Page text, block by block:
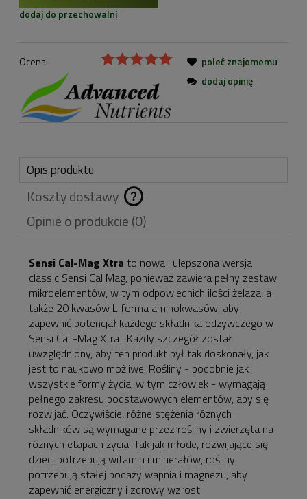
dodaj do przechowalni
Ocena:
poleć znajomemu
dodaj opinię
Opis produktu
Koszty dostawy
Cena nie zawiera
ewentualnych kosztów
płatności
Opinie o produkcie (0)
Sensi Cal-Mag Xtra to nowa i ulepszona wersja
classic Sensi Cal Mag, ponieważ zawiera pełny zestaw
mikroelementów, w tym odpowiednich ilości żelaza, a
także 20 kwasów L-forma aminokwasów, aby
zapewnić potencjał każdego składnika odżywczego w
Sensi Cal -Mag Xtra . Każdy szczegół został
uwzględniony, aby ten produkt był tak doskonały, jak
jest to naukowo możliwe. Rośliny - podobnie jak
wszystkie formy życia, w tym człowiek - wymagają
pełnego zakresu podstawowych elementów, aby się
rozwijać. Oczywiście, różne stężenia różnych
składników są wymagane przez rośliny i zwierzęta na
różnych etapach życia. Tak jak młode, rozwijające się
dzieci potrzebują witamin i minerałów, rośliny
potrzebują stałej podaży wapnia i magnezu, aby
zapewnić energiczny i zdrowy wzrost.